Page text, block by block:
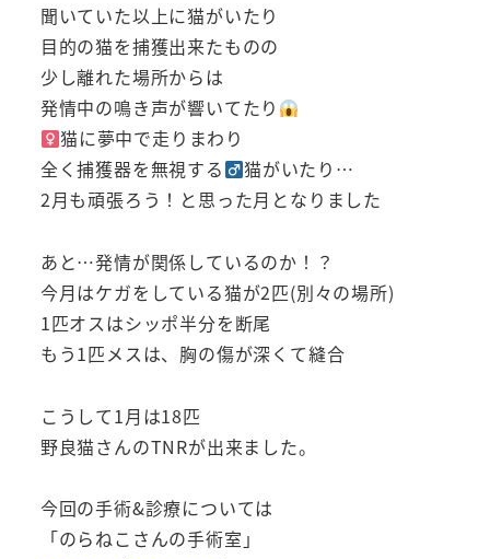
聞いていた以上に猫がいたり
目的の猫を捕獲出来たものの
少し離れた場所からは
発情中の鳴き声が響いてたり
猫に夢中で走りまわり
全く捕獲器を無視する
猫がいたり…
2月も頑張ろう！と思った月となりました
あと…発情が関係しているのか！？
今月はケガをしている猫が2匹(別々の場所)
1匹オスはシッポ半分を断尾
もう1匹メスは、胸の傷が深くて縫合
こうして1月は18匹
野良猫さんのTNRが出来ました。
今回の手術&診療については
「のらねこさんの手術室」